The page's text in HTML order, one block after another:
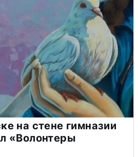
на стене гимназии
«Волонтеры